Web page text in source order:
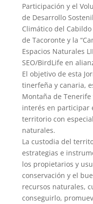
Participación y el
de Desarrollo
Climático del
de Tacoronte y la
Espacios Naturales
SEO/BirdLife en
El objetivo de esta
tinerfeña y canaria,
Montaña de Tenerife
interés en participar
territorio con
naturales.
La custodia del
estrategias e
los propietarios y
conservación y el
recursos naturales,
conseguirlo,